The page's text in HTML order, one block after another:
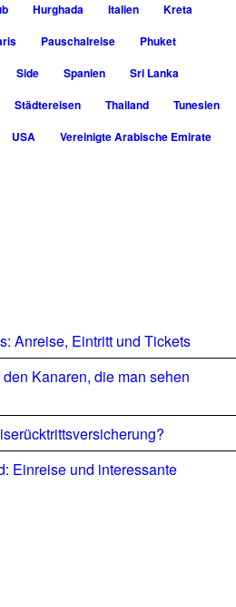
Hurghada Italien
Kreta
Pauschalreise
Phuket
Side Spanien
Sri Lanka
Städtereisen Thailand
Tunesien
USA
Vereinigte Arabische Emirate
Anreise, Eintritt und Tickets
Kanaren, die man sehen
Einreise und interessante